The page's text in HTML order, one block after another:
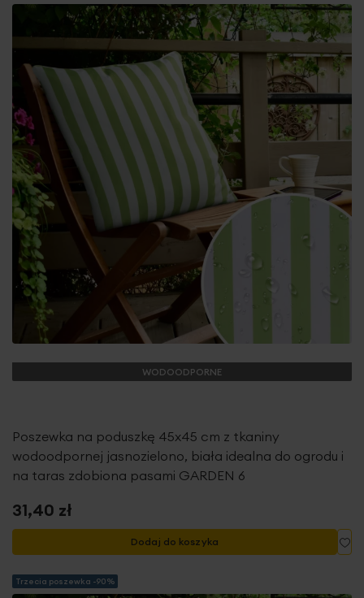
WODOODPORNE
Poszewka na poduszkę 45x45 cm z tkaniny
wodoodpornej jasnozielono, biała idealna do ogrodu i
na taras zdobiona pasami GARDEN 6
31,40 zł
Dodaj do koszyka
Trzecia poszewka -90%